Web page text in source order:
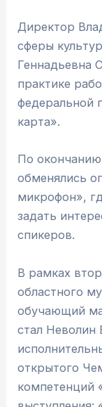
Директор
сферы
Геннадьевна
практике
федеральной
карта».
По
обменялись
микрофон»,
задать
спикеров.
В рамках
областного
обучающий
стал Неволин
открытого
компетенций